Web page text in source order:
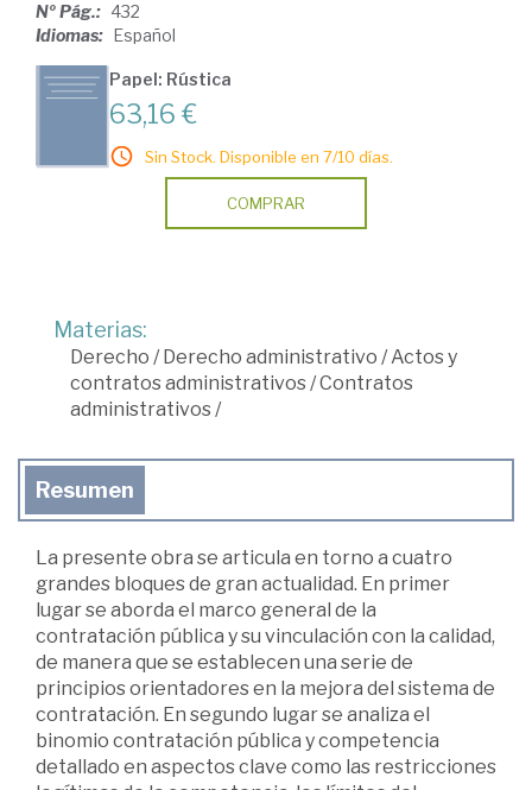
Nº Pág.: 432
Idiomas: Español
Papel: Rústica
63,16 €
Sin Stock. Disponible en 7/10 días.
COMPRAR
Materias:
Derecho / Derecho administrativo /Actos y
contratos administrativos/Contratos
administrativos/
Resumen
La presente obra se articula en torno a cuatro
grandes bloques de gran actualidad. En primer
lugar se aborda el marco general de la
contratación pública y su vinculación con la calidad,
de manera que se establecen una serie de
principios orientadores en la mejora del sistema de
contratación. En segundo lugar se analiza el
binomio contratación pública y competencia
detallado en aspectos clave como las restricciones